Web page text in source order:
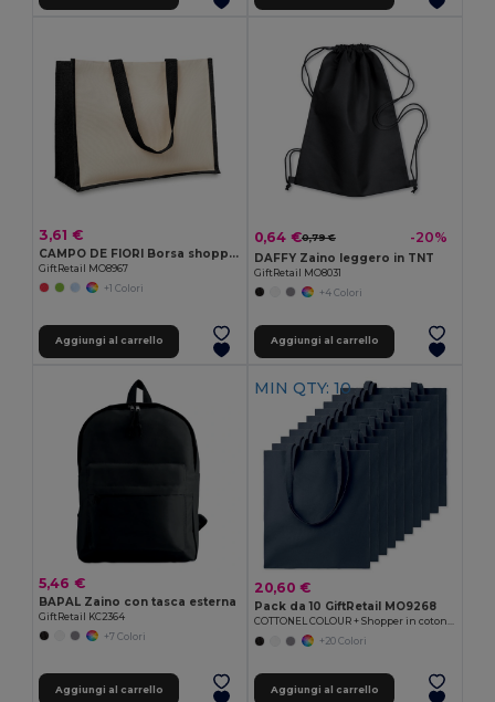
3,61 €
CAMPO DE FIORI Borsa shopping in iuta di CAMPO DE FIORI
GiftRetail MO8967
+1 Colori
Aggiungi al carrello
0,64 €0,79 € -20%
DAFFY Zaino leggero in TNT
GiftRetail MO8031
+4 Colori
Aggiungi al carrello
5,46 €
BAPAL Zaino con tasca esterna
GiftRetail KC2364
+7 Colori
Aggiungi al carrello
MIN QTY: 10
20,60 €
Pack da 10 GiftRetail MO9268
COTTONEL COLOUR + Shopper in cotone 140gr
+20 Colori
Aggiungi al carrello